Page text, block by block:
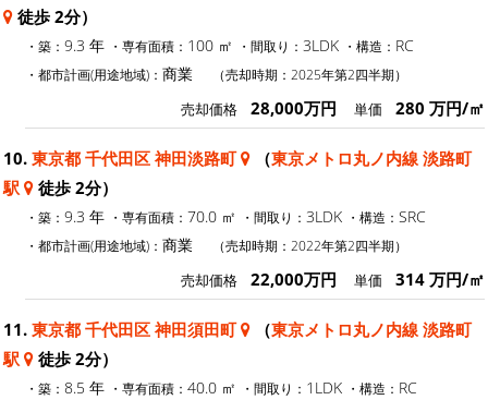
徒歩 2分）
・築： 9.3 年 ・専有面積： 100 ㎡ ・間取り： 3LDK ・構造： RC
・都市計画(用途地域)： 商業 （売却時期：2025年第2四半期）
売却価格 28,000万円 単価 280 万円/㎡
10. 東京都 千代田区 神田淡路町 （東京メトロ丸ノ内線 淡路町
駅
徒歩 2分）
・築： 9.3 年 ・専有面積： 70.0 ㎡ ・間取り： 3LDK ・構造： SRC
・都市計画(用途地域)： 商業 （売却時期：2022年第2四半期）
売却価格 22,000万円 単価 314 万円/㎡
11. 東京都 千代田区 神田須田町 （東京メトロ丸ノ内線 淡路町
駅
徒歩 2分）
・築： 8.5 年 ・専有面積： 40.0 ㎡ ・間取り： 1LDK ・構造： RC